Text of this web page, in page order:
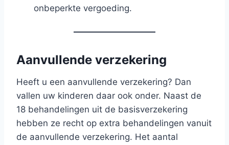
onbeperkte vergoeding.
Aanvullende verzekering
Heeft u een aanvullende verzekering? Dan
vallen uw kinderen daar ook onder. Naast de
18 behandelingen uit de basisverzekering
hebben ze recht op extra behandelingen vanuit
de aanvullende verzekering. Het aantal